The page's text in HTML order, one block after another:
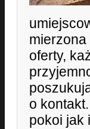
mierzona
oferty,
o
pokoi jak